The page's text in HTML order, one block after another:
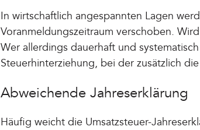
In wirtschaftlich angespannten Lagen
Voranmeldungszeitraum verschoben.
Wer allerdings dauerhaft und
Steuerhinterziehung, bei der zusätzlich
Abweichende Jahreserklärung
Häufig weicht die Umsatzsteuer-